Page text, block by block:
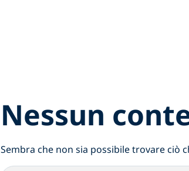
Nessun
Sembra che non sia possibile trovare ciò